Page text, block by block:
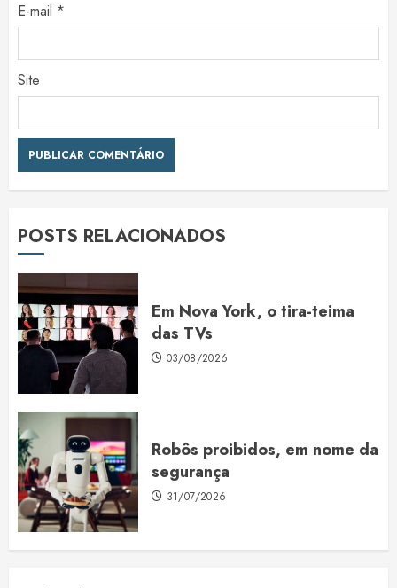
E-mail *
Site
POSTS RELACIONADOS
Em Nova York, o tira-teima
das TVs
03/08/2026
Robôs proibidos, em nome da
segurança
31/07/2026